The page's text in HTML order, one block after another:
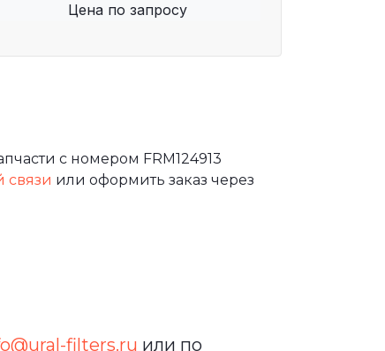
Цена по запросу
с номером FRM124913
связи или оформить заказ через
filters.ru или по